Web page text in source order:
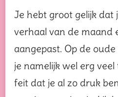
Je hebt groot gelijk dat
verhaal van de maand
aangepast. Op de
je namelijk wel erg
feit dat je al zo druk